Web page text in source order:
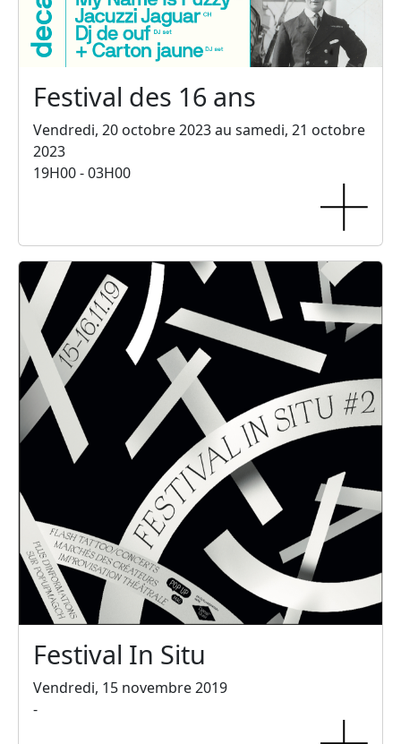
Festival des 16 ans
Vendredi, 20 octobre 2023 au samedi, 21 octobre
2023
19H00 - 03H00
Festival In Situ
Vendredi, 15 novembre 2019
-